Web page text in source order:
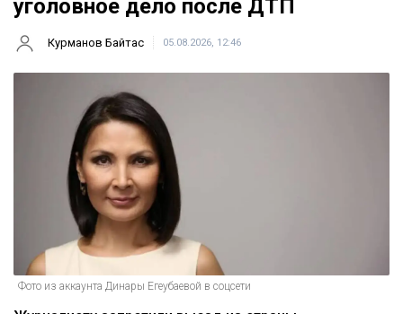
уголовное дело после ДТП
Курманов Байтас 05.08.2026, 12:46
Фото из аккаунта Динары Егеубаевой в соцсети